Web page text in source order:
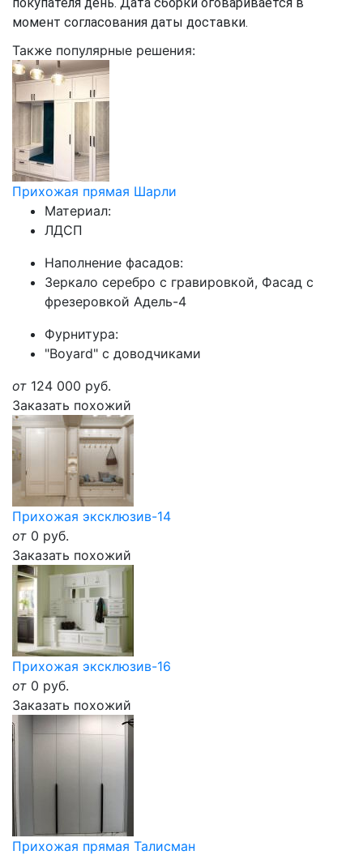
момент согласования даты доставки.
Также популярные решения:
Прихожая прямая Шарли
Материал:
ЛДСП
Наполнение фасадов:
Зеркало серебро с гравировкой, Фасад с
фрезеровкой Адель-4
Фурнитура:
"Boyard" с доводчиками
от 124 000 руб.
Заказать похожий
Прихожая эксклюзив-14
от 0 руб.
Заказать похожий
Прихожая эксклюзив-16
от 0 руб.
Заказать похожий
Прихожая прямая Талисман